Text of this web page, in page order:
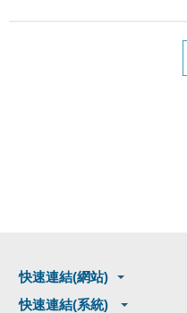
快速連結(網站)
快速連結(系統)